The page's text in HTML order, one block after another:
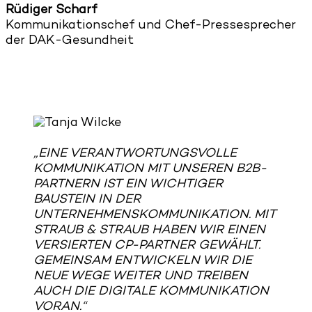
Rüdiger Scharf
Kommunikationschef und Chef-Pressesprecher
der DAK-Gesundheit
„EINE VERANTWORTUNGSVOLLE
KOMMUNIKATION MIT UNSEREN B2B-
PARTNERN IST EIN WICHTIGER
BAUSTEIN IN DER
UNTERNEHMENSKOMMUNIKATION. MIT
STRAUB & STRAUB HABEN WIR EINEN
VERSIERTEN CP-PARTNER GEWÄHLT.
GEMEINSAM ENTWICKELN WIR DIE
NEUE WEGE WEITER UND TREIBEN
AUCH DIE DIGITALE KOMMUNIKATION
VORAN.“